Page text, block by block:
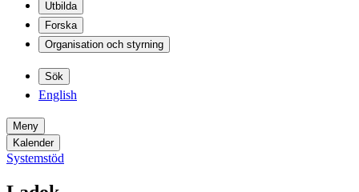
Utbilda
Forska
Organisation och styrning
Sök
English
Meny
Kalender
Systemstöd